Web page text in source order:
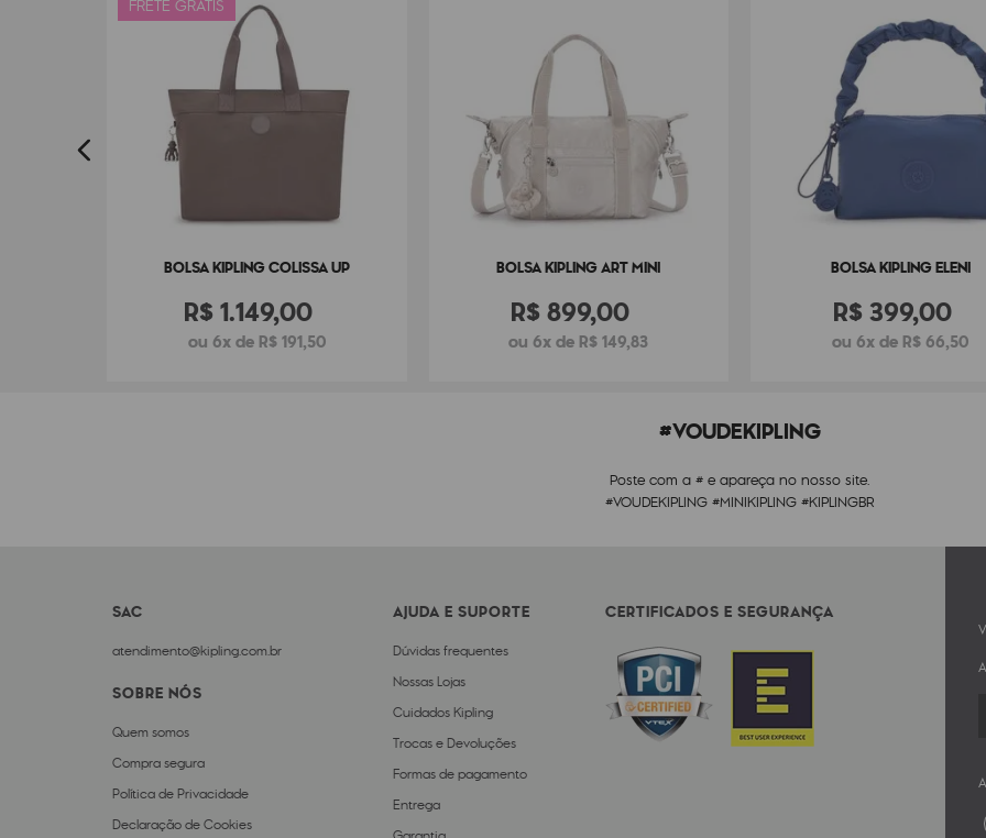
FRETE GRÁTIS
BOLSA KIPLING COLISSA UP
R$ 1.149,00
ou 6x de R$ 191,50
BOLSA KIPLING ART MINI
R$ 899,00
ou 6x de R$ 149,83
BOLSA KIPLING ELENI
R$399,00
ou 6x de R$ 66,50
#VOUDEKIPLING
Poste com a # e apareça no nosso site.
#VOUDEKIPLING #MINIKIPLING #KIPLINGBR
SAC
atendimento@kipling.com.br
SOBRE NÓS
Quem somos
Compra segura
Política de Privacidade
Declaração de Cookies
AJUDA E SUPORTE
Dúvidas frequentes
Nossas Lojas
Cuidados Kipling
Trocas e Devoluções
Formas de pagamento
Entrega
CERTIFICADOS E SEGURANÇA